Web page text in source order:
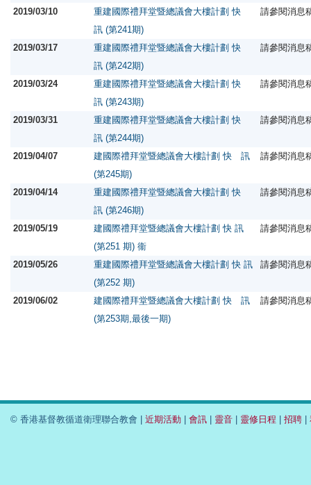
2019/03/10
重建國際禮拜堂暨總議會大樓計劃 快
訊 (第241期)
請參閱消息
2019/03/17
重建國際禮拜堂暨總議會大樓計劃 快
訊 (第242期)
請參閱消息
2019/03/24
重建國際禮拜堂暨總議會大樓計劃 快
訊 (第243期)
請參閱消息
2019/03/31
重建國際禮拜堂暨總議會大樓計劃 快
訊 (第244期)
請參閱消息
2019/04/07
建國際禮拜堂暨總議會大樓計劃 快 訊
(第245期)
請參閱消息
2019/04/14
重建國際禮拜堂暨總議會大樓計劃 快
訊 (第246期)
請參閱消息
2019/05/19
建國際禮拜堂暨總議會大樓計劃 快 訊
(第251 期) 衞
請參閱消息
2019/05/26
重建國際禮拜堂暨總議會大樓計劃 快 訊
(第252 期)
請參閱消息
2019/06/02
建國際禮拜堂暨總議會大樓計劃 快 訊
(第253期,最後一期)
請參閱消息
© 香港基督教循道衛理聯合教會 | 近期活動 | 會訊 | 靈音 | 靈修日程 | 招聘 |